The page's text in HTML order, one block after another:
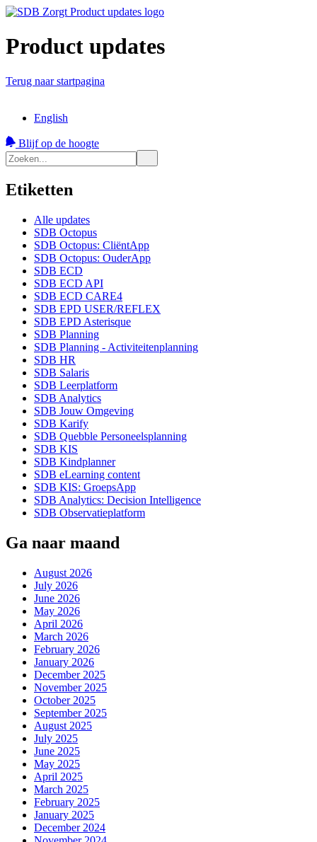
Product updates
Terug naar startpagina
English
Blijf op de hoogte
Etiketten
Alle updates
SDB Octopus
SDB Octopus: CliëntApp
SDB Octopus: OuderApp
SDB ECD
SDB ECD API
SDB ECD CARE4
SDB EPD USER/REFLEX
SDB EPD Asterisque
SDB Planning
SDB Planning - Activiteitenplanning
SDB HR
SDB Salaris
SDB Leerplatform
SDB Analytics
SDB Jouw Omgeving
SDB Karify
SDB Quebble Personeelsplanning
SDB KIS
SDB Kindplanner
SDB eLearning content
SDB KIS: GroepsApp
SDB Analytics: Decision Intelligence
SDB Observatieplatform
Ga naar maand
August 2026
July 2026
June 2026
May 2026
April 2026
March 2026
February 2026
January 2026
December 2025
November 2025
October 2025
September 2025
August 2025
July 2025
June 2025
May 2025
April 2025
March 2025
February 2025
January 2025
December 2024